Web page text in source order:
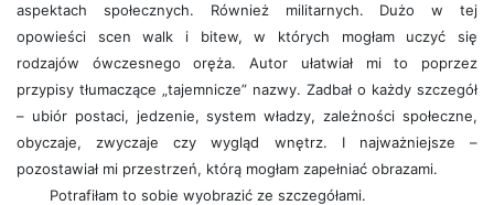
aspektach społecznych. Również militarnych. Dużo w tej
opowieści scen walk i bitew, w których mogłam uczyć się
rodzajów ówczesnego oręża. Autor ułatwiał mi to poprzez
przypisy tłumaczące „tajemnicze” nazwy. Zadbał o każdy szczegół
– ubiór postaci, jedzenie, system władzy, zależności społeczne,
obyczaje, zwyczaje czy wygląd wnętrz. I najważniejsze –
pozostawiał mi przestrzeń, którą mogłam zapełniać obrazami.
Potrafiłam to sobie wyobrazić ze szczegółami.